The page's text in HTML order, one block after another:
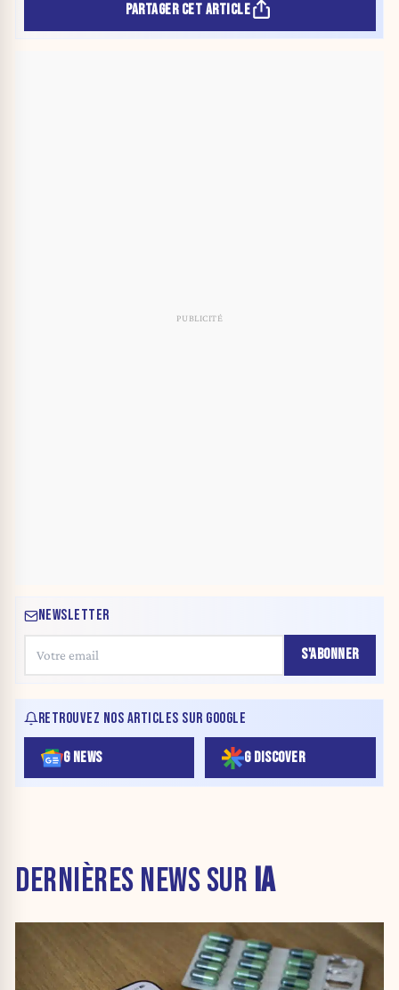
PARTAGER CET ARTICLE
NEWSLETTER
S'ABONNER
RETROUVEZ NOS ARTICLES SUR GOOGLE
G NEWS G DISCOVER
DERNIÈRES NEWS SUR IA